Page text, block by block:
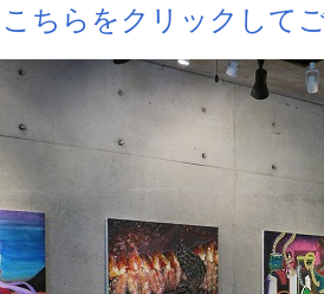
ちらをクリックして